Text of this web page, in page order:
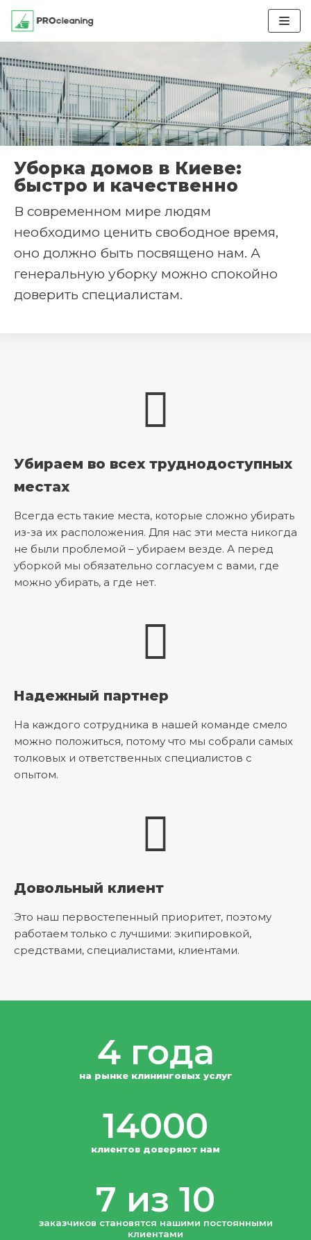
Перейти
к
Уборка домов в Киеве:
быстро и качественно
В современном мире людям
необходимо ценить свободное время,
оно должно быть посвящено нам. А
генеральную уборку можно спокойно
доверить специалистам.
Убираем во всех труднодоступных
местах
Всегда есть такие места, которые сложно убирать
из-за их расположения. Для нас эти места никогда
не были проблемой – убираем везде. А перед
уборкой мы обязательно согласуем с вами, где
можно убирать, а где нет.
Надежный партнер
На каждого сотрудника в нашей команде смело
можно положиться, потому что мы собрали самых
толковых и ответственных специалистов с
опытом.
Довольный клиент
Это наш первостепенный приоритет, поэтому
работаем только с лучшими: экипировкой,
средствами, специалистами, клиентами.
4 года
на рынке клининговых услуг
14000
клиентов доверяют нам
7 из 10
заказчиков становятся нашими постоянными
клиентами